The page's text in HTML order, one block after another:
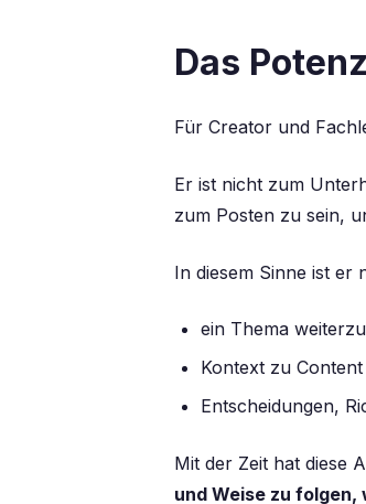
Das
Für Creator und
Er ist nicht zum
zum Posten zu sein,
In diesem Sinne ist er
ein Thema
Kontext zu
Entscheidungen,
Mit der Zeit hat diese
und Weise zu